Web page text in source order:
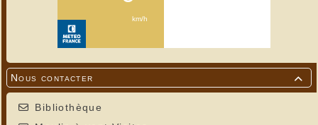

Nous contacter
Bibliothèque